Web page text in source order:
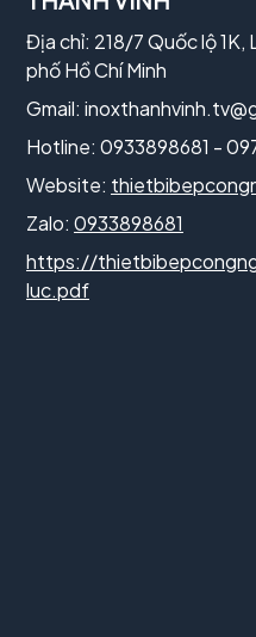
Địa chỉ: 218/7 Quốc lộ 1K,
phố Hồ Chí Minh
Gmail:
Hotline: 0933898681 -
Website:
Zalo: 0933898681
https://
luc.pdf